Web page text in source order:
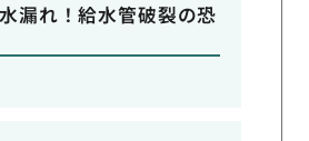
漏れ！給水管破裂の恐